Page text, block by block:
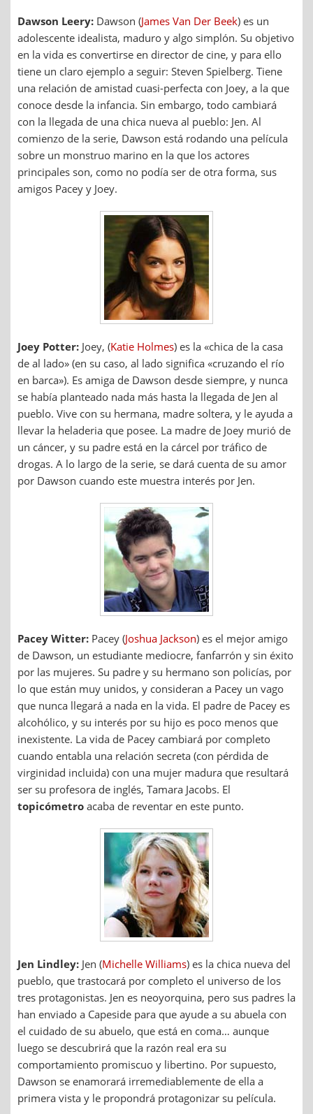
Dawson Leery: Dawson (James Van Der Beek) es un
adolescente idealista, maduro y algo simplón. Su objetivo
en la vida es convertirse en director de cine, y para ello
tiene un claro ejemplo a seguir: Steven Spielberg. Tiene
una relación de amistad cuasi-perfecta con Joey, a la que
conoce desde la infancia. Sin embargo, todo cambiará
con la llegada de una chica nueva al pueblo: Jen. Al
comienzo de la serie, Dawson está rodando una película
sobre un monstruo marino en la que los actores
principales son, como no podía ser de otra forma, sus
amigos Pacey y Joey.
Joey Potter: Joey, (Katie Holmes) es la «chica de la casa
de al lado» (en su caso, al lado significa «cruzando el río
en barca»). Es amiga de Dawson desde siempre, y nunca
se había planteado nada más hasta la llegada de Jen al
pueblo. Vive con su hermana, madre soltera, y le ayuda a
llevar la heladeria que posee. La madre de Joey murió de
un cáncer, y su padre está en la cárcel por tráfico de
drogas. A lo largo de la serie, se dará cuenta de su amor
por Dawson cuando este muestra interés por Jen.
Pacey Witter: Pacey (Joshua Jackson) es el mejor amigo
de Dawson, un estudiante mediocre, fanfarrón y sin éxito
por las mujeres. Su padre y su hermano son policías, por
lo que están muy unidos, y consideran a Pacey un vago
que nunca llegará a nada en la vida. El padre de Pacey es
alcohólico, y su interés por su hijo es poco menos que
inexistente. La vida de Pacey cambiará por completo
cuando entabla una relación secreta (con pérdida de
virginidad incluida) con una mujer madura que resultará
ser su profesora de inglés, Tamara Jacobs. El
topicómetro acaba de reventar en este punto.
Jen Lindley: Jen (Michelle Williams) es la chica nueva del
pueblo, que trastocará por completo el universo de los
tres protagonistas. Jen es neoyorquina, pero sus padres la
han enviado a Capeside para que ayude a su abuela con
el cuidado de su abuelo, que está en coma… aunque
luego se descubrirá que la razón real era su
comportamiento promiscuo y libertino. Por supuesto,
Dawson se enamorará irremediablemente de ella a
primera vista y le propondrá protagonizar su película.